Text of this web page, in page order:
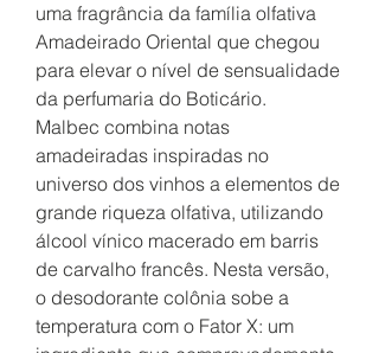
uma fragrância da família olfativa
Amadeirado Oriental que chegou
para elevar o nível de sensualidade
da perfumaria do Boticário.
Malbec combina notas
amadeiradas inspiradas no
universo dos vinhos a elementos de
grande riqueza olfativa, utilizando
álcool vínico macerado em barris
de carvalho francês. Nesta versão,
o desodorante colônia sobe a
temperatura com o Fator X: um